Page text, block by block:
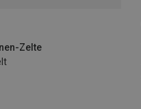
Zelte